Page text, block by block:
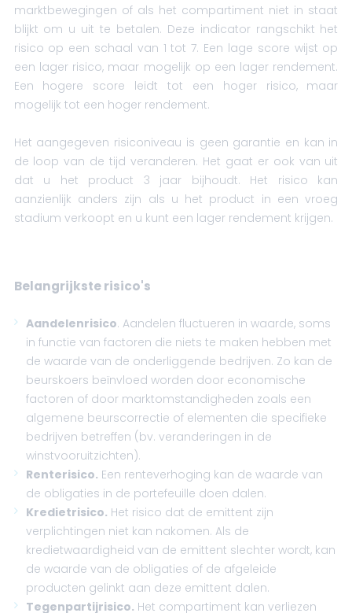
marktbewegingen of als het compartiment niet in staat
blijkt om u uit te betalen. Deze indicator rangschikt het
risico op een schaal van 1 tot 7. Een lage score wijst op
een lager risico, maar mogelijk op een lager rendement.
Een hogere score leidt tot een hoger risico, maar
mogelijk tot een hoger rendement.
Het aangegeven risiconiveau is geen garantie en kan in
de loop van de tijd veranderen. Het gaat er ook van uit
dat u het product 3 jaar bijhoudt. Het risico kan
aanzienlijk anders zijn als u het product in een vroeg
stadium verkoopt en u kunt een lager rendement krijgen.
Belangrijkste risico's
Aandelenrisico. Aandelen fluctueren in waarde, soms
in functie van factoren die niets te maken hebben met
de waarde van de onderliggende bedrijven. Zo kan de
beurskoers beïnvloed worden door economische
factoren of door marktomstandigheden zoals een
algemene beurscorrectie of elementen die specifieke
bedrijven betreffen (bv. veranderingen in de
winstvooruitzichten).
Renterisico. Een renteverhoging kan de waarde van
de obligaties in de portefeuille doen dalen.
Kredietrisico. Het risico dat de emittent zijn
verplichtingen niet kan nakomen. Als de
kredietwaardigheid van de emittent slechter wordt, kan
de waarde van de obligaties of de afgeleide
producten gelinkt aan deze emittent dalen.
Tegenpartijrisico. Het compartiment kan verliezen